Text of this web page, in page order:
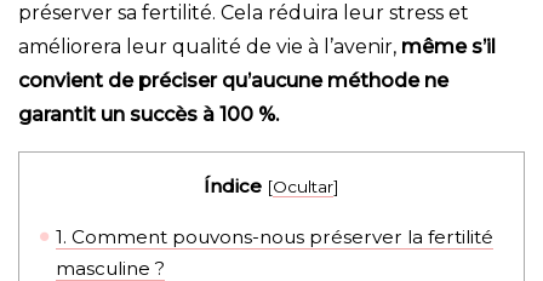
préserver sa fertilité. Cela réduira leur stress et
améliorera leur qualité de vie à l’avenir, même s’il
convient de préciser qu’aucune méthode ne
garantit un succès à 100 %.
Índice [Ocultar]
1. Comment pouvons-nous préserver la fertilité
masculine ?